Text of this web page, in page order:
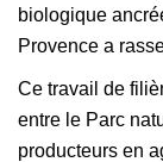
biologique
Provence a
Ce travail de
entre le Parc
producteurs en